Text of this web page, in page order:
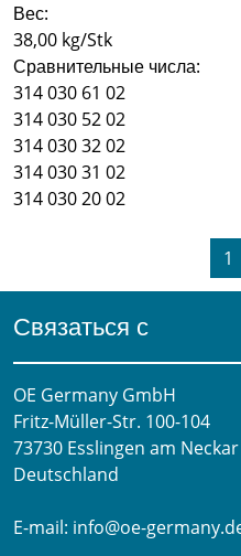
Вес:
38,00 kg/Stk
Сравнительные числа:
314 030 61 02
314 030 52 02
314 030 32 02
314 030 31 02
314 030 20 02
1
Связаться с
OE Germany GmbH
Fritz-Müller-Str. 100-104​
73730 Esslingen am Neckar​
Deutschland
E-mail: info@oe-